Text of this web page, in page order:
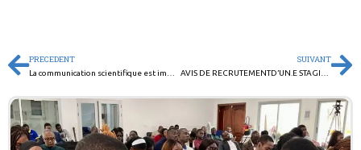
PRECEDENT SUIVANT